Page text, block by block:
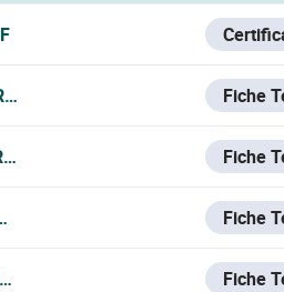
Fiche
Fiche
ADMIN/PRODUCTOS/PDF/Fiche
Fiche